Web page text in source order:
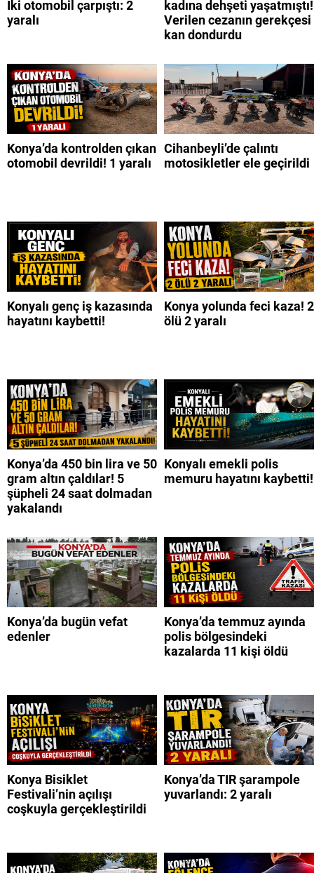
İki otomobil çarpıştı: 2
yaralı
kadına dehşeti yaşatmıştı!
Verilen cezanın gerekçesi
kan dondurdu
Konya’da kontrolden çıkan
otomobil devrildi! 1 yaralı
Cihanbeyli’de çalıntı
motosikletler ele geçirildi
Konyalı genç iş kazasında
hayatını kaybetti!
Konya yolunda feci kaza! 2
ölü 2 yaralı
Konya’da 450 bin lira ve 50
gram altın çaldılar! 5
şüpheli 24 saat dolmadan
yakalandı
Konyalı emekli polis
memuru hayatını kaybetti!
Konya’da bugün vefat
edenler
Konya’da temmuz ayında
polis bölgesindeki
kazalarda 11 kişi öldü
Konya Bisiklet
Festivali’nin açılışı
coşkuyla gerçekleştirildi
Konya’da TIR şarampole
yuvarlandı: 2 yaralı